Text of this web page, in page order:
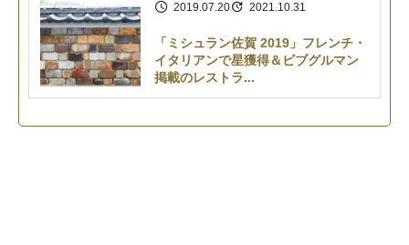
2019.07.20 2021.10.31
「ミシュラン佐賀 2019」フレンチ・
イタリアンで星獲得＆ビブグルマン
掲載のレストラ...